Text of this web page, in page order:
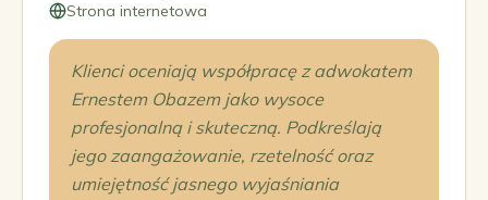
Strona internetowa
Klienci oceniają współpracę z adwokatem
Ernestem Obazem jako wysoce
profesjonalną i skuteczną. Podkreślają
jego zaangażowanie, rzetelność oraz
umiejętność jasnego wyjaśniania